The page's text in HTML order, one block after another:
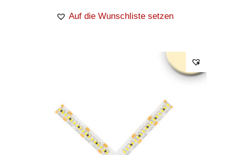
Auf die Wunschliste setzen